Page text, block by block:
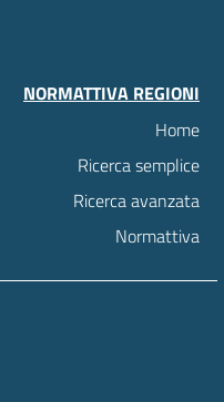
NORMATTIVA REGIONI
Home
Ricerca semplice
Ricerca avanzata
Normattiva